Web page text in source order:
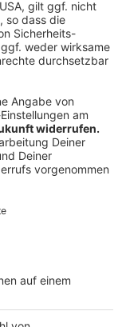
und
Schule, OGS
Liebfrauen
und